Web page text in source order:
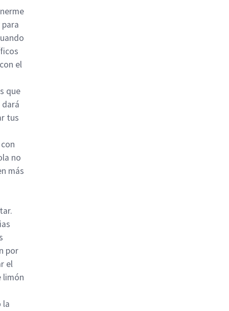
el
que
tus
no
más
por
el
limón
la